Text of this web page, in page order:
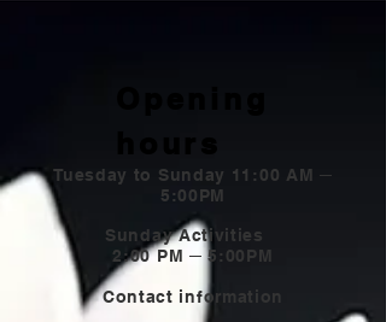
Tuesday to Sunday 11:00 AM ─
5:00PM
Sunday Activities
2:00 PM ─ 5:00PM
Contact information